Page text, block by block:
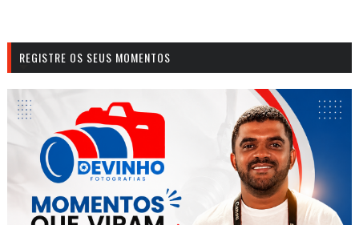
REGISTRE OS SEUS MOMENTOS